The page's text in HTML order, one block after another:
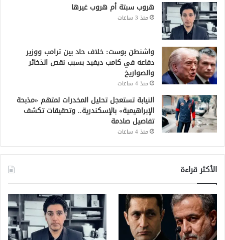
هروب سبتة أم هروب غيرها
منذ 3 ساعات
واشنطن بوست: خلاف حاد بين ترامب ووزير
دفاعه في كامب ديفيد بسبب نقص الذخائر
والصواريخ
منذ 4 ساعات
النيابة تستعجل تحليل المخدرات لمتهم «مذبحة
الإبراهيمية» بالإسكندرية.. وتحقيقات تكشف
تفاصيل صادمة
منذ 4 ساعات
الأكثر قراءة